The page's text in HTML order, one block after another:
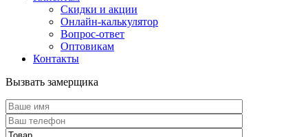
Скидки и акции
Онлайн-калькулятор
Вопрос-ответ
Оптовикам
Контакты
Вызвать замерщика